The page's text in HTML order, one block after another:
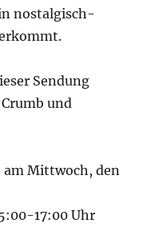
nostalgisch-
Sendung
und
am Mittwoch, den
17:00 Uhr